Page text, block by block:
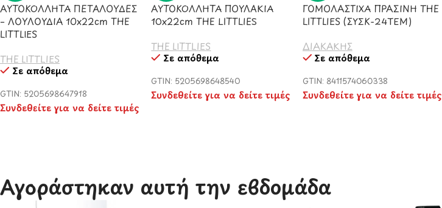
ΑΥΤΟΚΟΛΛΗΤΑ ΠΕΤΑΛΟΥΔΕΣ
– ΛΟΥΛΟΥΔΙΑ 10x22cm THE
LITTLIES
THE LITTLIES
Σε απόθεμα
GTIN: 5205698647918
Συνδεθείτε για να δείτε τιμές
ΑΥΤΟΚΟΛΛΗΤΑ ΠΟΥΛΑΚΙΑ
10x22cm THE LITTLIES
THE LITTLIES
Σε απόθεμα
GTIN: 5205698648540
Συνδεθείτε για να δείτε τιμές
ΓΟΜΟΛΑΣΤΙΧΑ ΠΡΑΣΙΝΗ THE
LITTLIES (ΣΥΣΚ-24ΤΕΜ)
ΔΙΑΚΑΚΗΣ
Σε απόθεμα
GTIN: 8411574060338
Συνδεθείτε για να δείτε τιμές
Αγοράστηκαν αυτή την εβδομάδα​